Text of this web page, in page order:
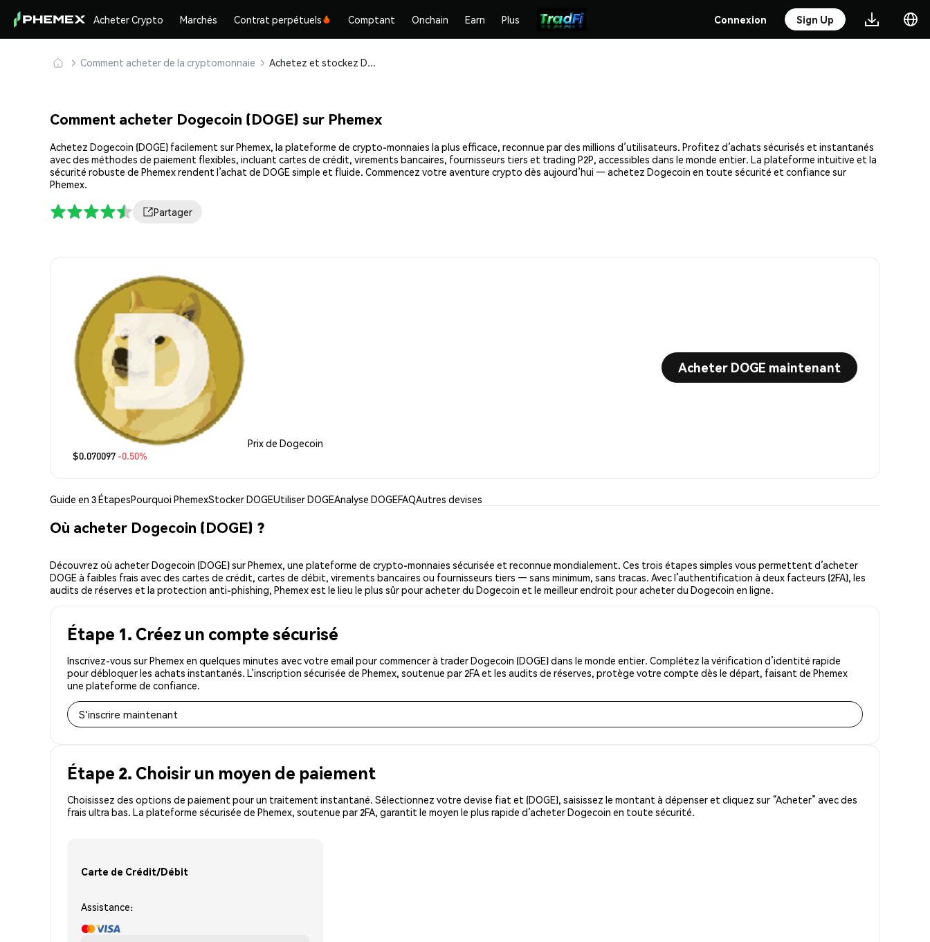
Acheter Crypto Marchés Contrat perpétuels Comptant Onchain Earn Plus Connexion Sign Up
Comment acheter de la cryptomonnaie Achetez et stockez Dogecoin (DOGE) en toute sécurité
Comment acheter Dogecoin (DOGE) sur Phemex
Achetez Dogecoin (DOGE) facilement sur Phemex, la plateforme de crypto-monnaies la plus efficace, reconnue par des millions d’utilisateurs. Profitez d’achats sécurisés et instantanés
avec des méthodes de paiement flexibles, incluant cartes de crédit, virements bancaires, fournisseurs tiers et trading P2P, accessibles dans le monde entier. La plateforme intuitive et la
sécurité robuste de Phemex rendent l’achat de DOGE simple et fluide. Commencez votre aventure crypto dès aujourd’hui — achetez Dogecoin en toute sécurité et confiance sur
Phemex.
Partager
Prix de Dogecoin
$0.070097 -0.50%
Acheter DOGE maintenant
Guide en 3 ÉtapesPourquoi PhemexStocker DOGEUtiliser DOGEAnalyse DOGEFAQAutres devises
Où acheter Dogecoin (DOGE) ?
Découvrez où acheter Dogecoin (DOGE) sur Phemex, une plateforme de crypto-monnaies sécurisée et reconnue mondialement. Ces trois étapes simples vous permettent d’acheter
DOGE à faibles frais avec des cartes de crédit, cartes de débit, virements bancaires ou fournisseurs tiers — sans minimum, sans tracas. Avec l’authentification à deux facteurs (2FA), les
audits de réserves et la protection anti-phishing, Phemex est le lieu le plus sûr pour acheter du Dogecoin et le meilleur endroit pour acheter du Dogecoin en ligne.
Étape 1. Créez un compte sécurisé
Inscrivez-vous sur Phemex en quelques minutes avec votre email pour commencer à trader Dogecoin (DOGE) dans le monde entier. Complétez la vérification d’identité rapide
pour débloquer les achats instantanés. L’inscription sécurisée de Phemex, soutenue par 2FA et les audits de réserves, protège votre compte dès le départ, faisant de Phemex
une plateforme de confiance.
S'inscrire maintenant
Étape 2. Choisir un moyen de paiement
Choisissez des options de paiement pour un traitement instantané. Sélectionnez votre devise fiat et (DOGE), saisissez le montant à dépenser et cliquez sur “Acheter” avec des
frais ultra bas. La plateforme sécurisée de Phemex, soutenue par 2FA, garantit le moyen le plus rapide d’acheter Dogecoin en toute sécurité.
Carte de Crédit/Débit
Assistance: